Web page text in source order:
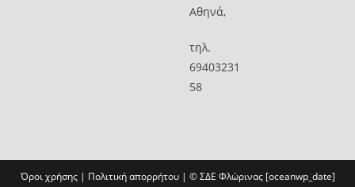
Αθηνά,
τηλ.
69403231
58
Όροι χρήσης| Πολιτική απορρήτου| ©ΣΔΕ Φλώρινας [oceanwp_date]